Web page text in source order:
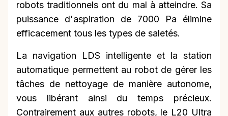
robots traditionnels ont du mal à atteindre. Sa
puissance d'aspiration de 7000 Pa élimine
efficacement tous les types de saletés.
La navigation LDS intelligente et la station
automatique permettent au robot de gérer les
tâches de nettoyage de manière autonome,
vous libérant ainsi du temps précieux.
Contrairement aux autres robots, le L20 Ultra